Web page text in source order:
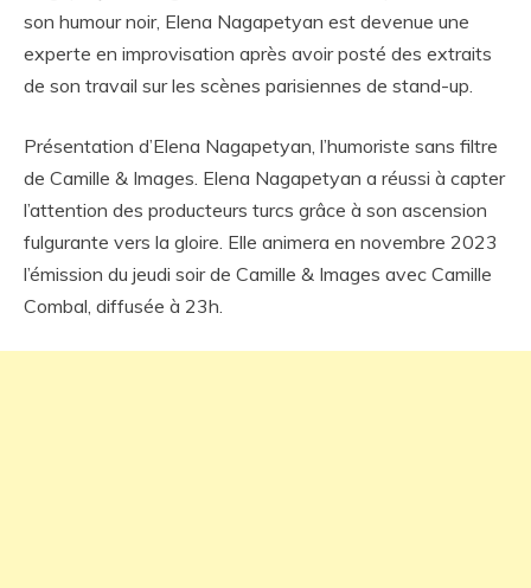
son humour noir, Elena Nagapetyan est devenue une
experte en improvisation après avoir posté des extraits
de son travail sur les scènes parisiennes de stand-up.
Présentation d’Elena Nagapetyan, l’humoriste sans filtre
de Camille & Images. Elena Nagapetyan a réussi à capter
l’attention des producteurs turcs grâce à son ascension
fulgurante vers la gloire. Elle animera en novembre 2023
l’émission du jeudi soir de Camille & Images avec Camille
Combal, diffusée à 23h.